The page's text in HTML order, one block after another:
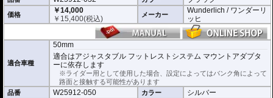
価格
￥14,000
￥ 15,400(税込) メーカー
Wunderlich / ワンダーリ
ッヒ
適合車種
50mm
適合はアジャスタブル フットレストシステム マウントアダプタ
ーに依存します
※ライダー用として使用した場合、設定によってはバンク角によって
路面と接触する可能性があります
品番
W25912-050 カラー シルバー